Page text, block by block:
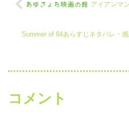
アイアンマ
Summer of 84あらすじネタバレ・
コメント